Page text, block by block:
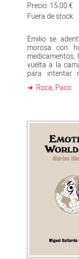
Precio: 15.00 €
Fuera de stock
Emilio se
morosa con
vuelta a la
para intentar
cuenta con la
lo hace de un
apuntes de
en la
en el relato se
trabajo de
ancianos de
ancianos
material de
estructurar
otros, el
2012 de la
que también
animación?; y
Roca, Paco